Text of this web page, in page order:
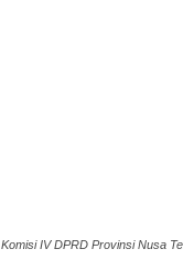
Komisi IV DPRD Provinsi Nusa